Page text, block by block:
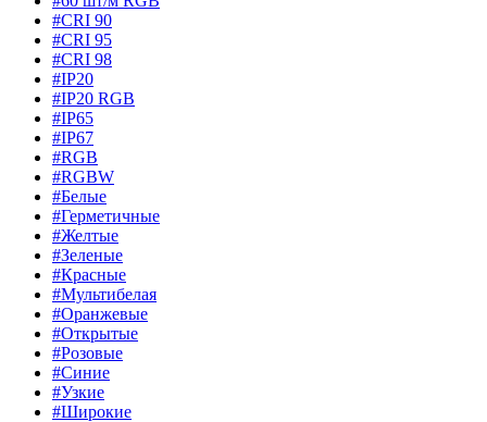
#CRI 90
#CRI 95
#CRI 98
#IP20
#IP20 RGB
#IP65
#IP67
#RGB
#RGBW
#Белые
#Герметичные
#Желтые
#Зеленые
#Красные
#Мультибелая
#Оранжевые
#Открытые
#Розовые
#Синие
#Узкие
#Широкие